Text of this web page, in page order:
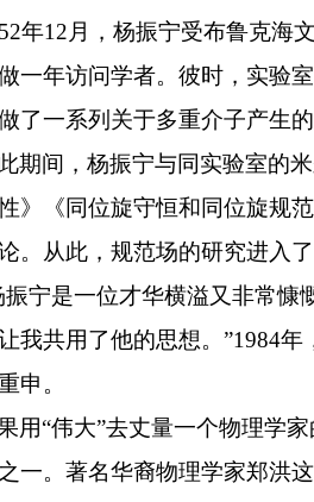
年12月，杨振宁受布鲁克海
一年访问学者。彼时，实验
了一系列关于多重介子产生
期间，杨振宁与同实验室的
》《同位旋守恒和同位旋规
。从此，规范场的研究进入
振宁是一位才华横溢又非常
我共用了他的思想。”1984
申。
用“伟大”去丈量一个物理学
一。著名华裔物理学家郑洪